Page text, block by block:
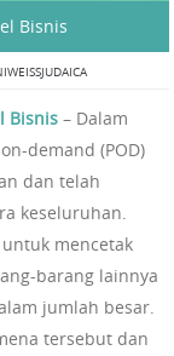
Bisnis
Bisnis – Dalam
demand (POD)
dan telah
keseluruhan.
mencetak
barang lainnya
jumlah besar.
tersebut dan